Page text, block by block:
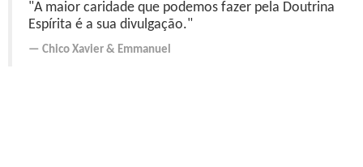
"A maior caridade que podemos fazer pela Doutrina
Espírita é a sua divulgação."
Chico Xavier & Emmanuel